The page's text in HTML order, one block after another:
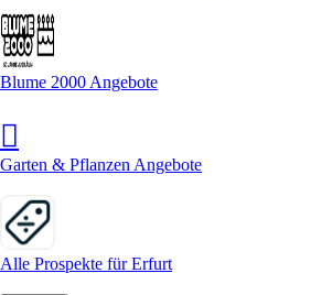
Blume 2000 Angebote
Garten & Pflanzen Angebote
Alle Prospekte für Erfurt